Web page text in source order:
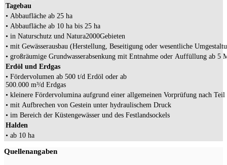
Tagebau
• Abbaufläche ab 25 ha
• Abbaufläche ab 10 ha bis 25 ha
• in Naturschutz­ und Natura­2000­Gebieten
• mit Gewässerausbau (Herstellung, Beseitigung oder wesentliche
• großräumige Grundwasserabsenkung mit Entnahme oder Auffüllung ab 5
Erdöl und Erdgas
• Fördervolumen ab 500 t/d Erdöl oder ab
500.000 m³/d Erdgas
• kleinere Fördervolumina aufgrund einer allgemeinen Vorprüfung nach
• mit Aufbrechen von Gestein unter hydraulischem Druck
• im Bereich der Küstengewässer und des Festlandsockels
Halden
• ab 10 ha
Quellenangaben